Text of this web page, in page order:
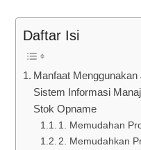
Daftar Isi
Manfaat
Sistem Informasi
Stok Opname
1. Memudahan
2. Memudahkan